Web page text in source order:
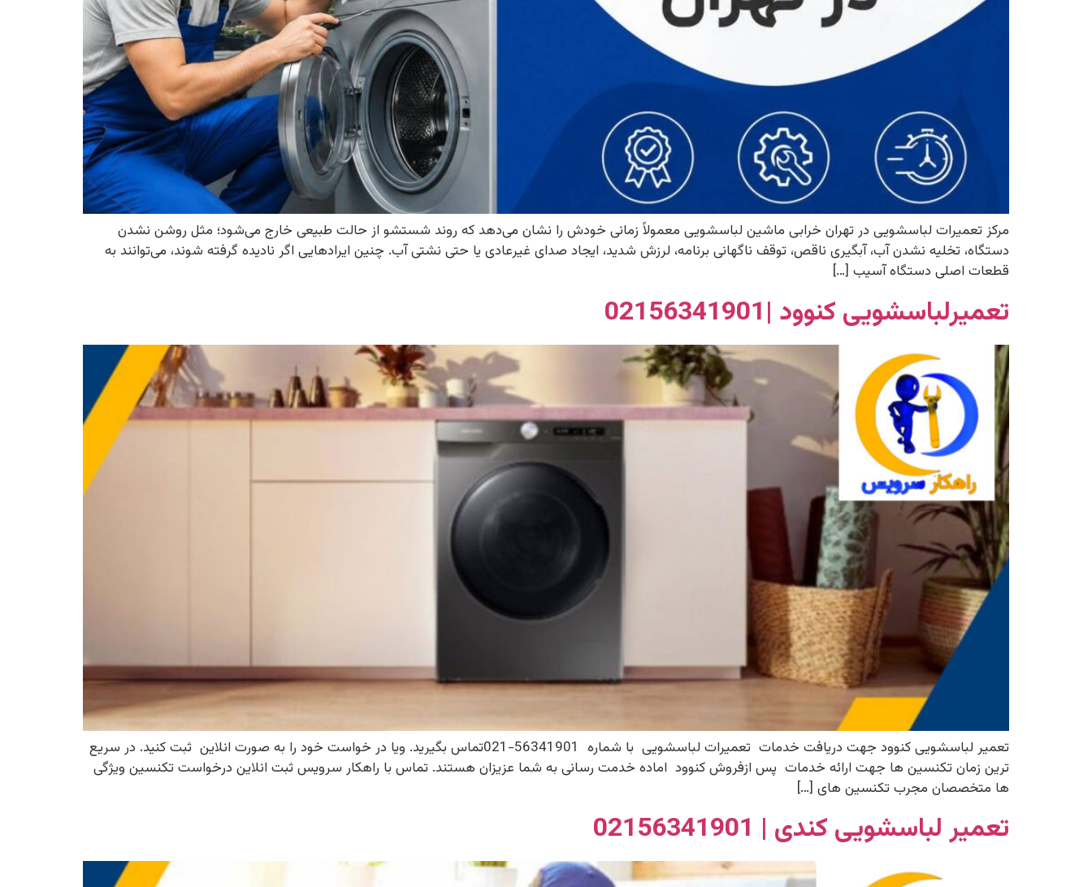
مرکز تعمیرات لباسشویی در تهران خرابی ماشین لباسشویی معمولاً زمانی خودش را نشان می‌دهد که روند شستشو از حالت طبیعی خارج می‌شود؛ مثل روشن نشدن
دستگاه، تخلیه نشدن آب، آبگیری ناقص، توقف ناگهانی برنامه، لرزش شدید، ایجاد صدای غیرعادی یا حتی نشتی آب. چنین ایرادهایی اگر نادیده گرفته شوند، می‌توانند به
قطعات اصلی دستگاه آسیب […]
تعمیرلباسشویی کنوود |02156341901
تعمیر لباسشویی کنوود جهت دریافت خدمات تعمیرات لباسشویی با شماره 56341901-021تماس بگیرید. ویا در خواست خود را به صورت انلاین ثبت کنید. در سریع
ترین زمان تکنسین ها جهت ارائه خدمات پس ازفروش کنوود اماده خدمت رسانی به شما عزیزان هستند. تماس با راهکار سرویس ثبت انلاین درخواست تکنسین ویژگی
ها متخصصان مجرب تکنسین های […]
تعمیر لباسشویی کندی | 02156341901